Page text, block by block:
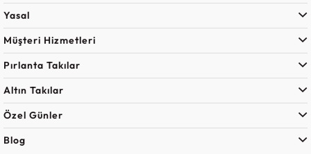
Yasal
Müşteri Hizmetleri
Pırlanta Takılar
Altın Takılar
Özel Günler
Blog